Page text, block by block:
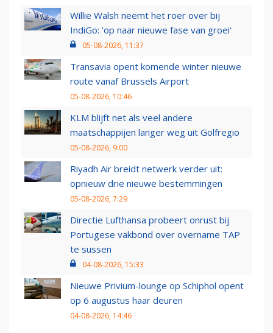
Willie Walsh neemt het roer over bij
IndiGo: 'op naar nieuwe fase van groei'
05-08-2026, 11:37
Transavia opent komende winter nieuwe
route vanaf Brussels Airport
05-08-2026, 10:46
KLM blijft net als veel andere
maatschappijen langer weg uit Golfregio
05-08-2026, 9:00
Riyadh Air breidt netwerk verder uit:
opnieuw drie nieuwe bestemmingen
05-08-2026, 7:29
Directie Lufthansa probeert onrust bij
Portugese vakbond over overname TAP
te sussen
04-08-2026, 15:33
Nieuwe Privium-lounge op Schiphol opent
op 6 augustus haar deuren
04-08-2026, 14:46